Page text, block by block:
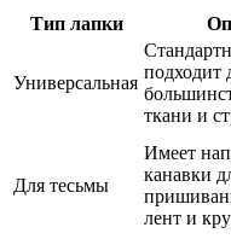
Тип лапки
Универсальная
подходит
ткани и
Для тесьмы
Имеет
канавки
лент и